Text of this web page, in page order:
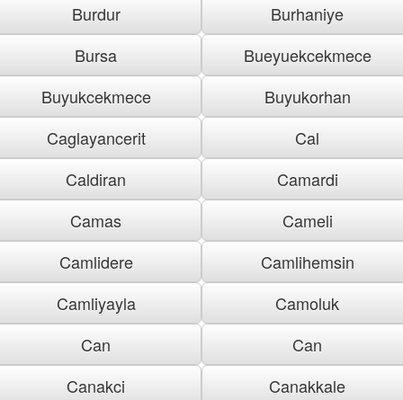
Burdur
Burhaniye
Bursa
Bueyuekcekmece
Buyukcekmece
Buyukorhan
Caglayancerit
Cal
Caldiran
Camardi
Camas
Cameli
Camlidere
Camlihemsin
Camliyayla
Camoluk
Can
Can
Canakci
Canakkale